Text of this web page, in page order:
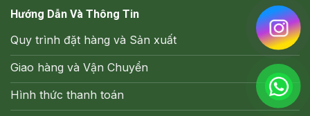
Hướng Dẫn Và Thông Tin
Quy trình đặt hàng và Sản xuất
Giao hàng và Vận Chuyển
Hình thức thanh toán